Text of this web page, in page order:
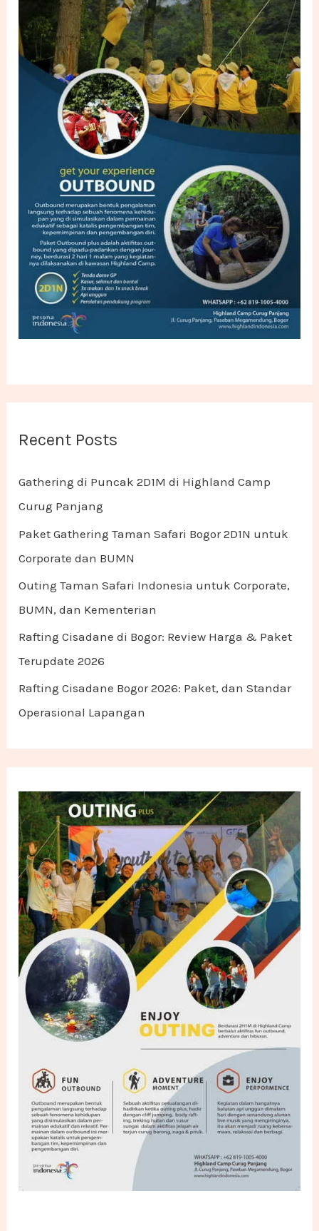
Recent Posts
Gathering di Puncak 2D1M di Highland Camp
Curug Panjang
Paket Gathering Taman Safari Bogor 2D1N untuk
Corporate dan BUMN
Outing Taman Safari Indonesia untuk Corporate,
BUMN, dan Kementerian
Rafting Cisadane di Bogor: Review Harga & Paket
Terupdate 2026
Rafting Cisadane Bogor 2026: Paket, dan Standar
Operasional Lapangan